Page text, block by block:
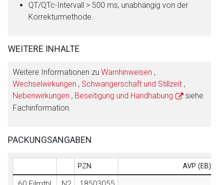
QT/QTc-Intervall > 500 ms, unabhängig von der
Korrekturmethode.
WEITERE INHALTE
Weitere Informationen zu Warnhinweisen ,
Wechselwirkungen , Schwangerschaft und Stillzeit ,
Nebenwirkungen , Beseitigung und Handhabung
siehe
Fachinformation.
PACKUNGSANGABEN
PZN AVP (EB)/